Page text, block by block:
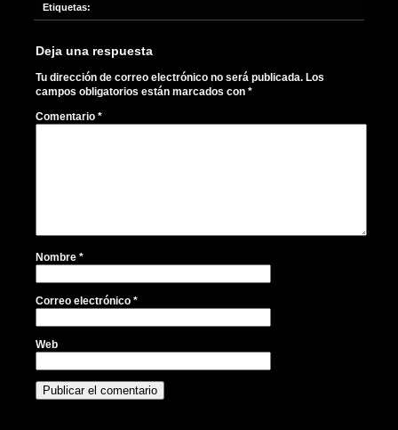
Etiquetas:
Deja una respuesta
Tu dirección de correo electrónico no será publicada. Los
campos obligatorios están marcados con *
Comentario *
Nombre *
Correo electrónico *
Web